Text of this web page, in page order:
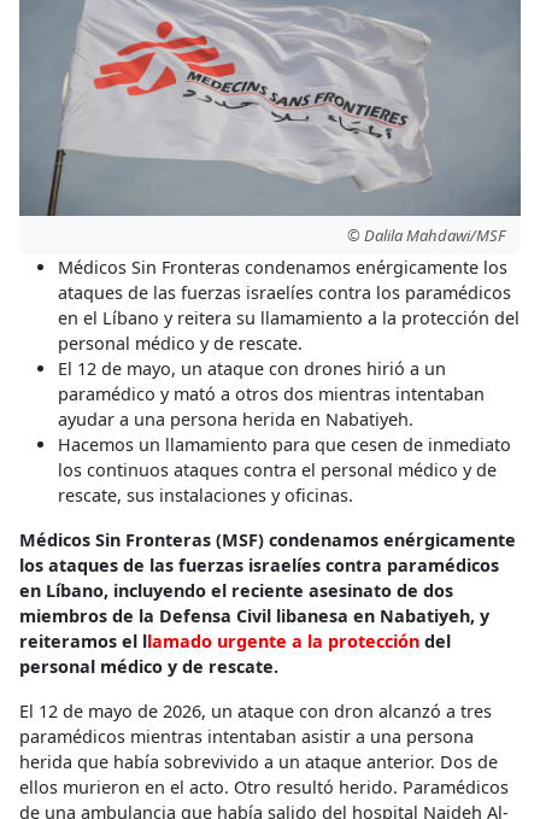
© Dalila Mahdawi/MSF
Médicos Sin Fronteras condenamos enérgicamente los
ataques de las fuerzas israelíes contra los paramédicos
en el Líbano y reitera su llamamiento a la protección del
personal médico y de rescate.
El 12 de mayo, un ataque con drones hirió a un
paramédico y mató a otros dos mientras intentaban
ayudar a una persona herida en Nabatiyeh.
Hacemos un llamamiento para que cesen de inmediato
los continuos ataques contra el personal médico y de
rescate, sus instalaciones y oficinas.
Médicos Sin Fronteras (MSF) condenamos enérgicamente
los ataques de las fuerzas israelíes contra paramédicos
en Líbano, incluyendo el reciente asesinato de dos
miembros de la Defensa Civil libanesa en Nabatiyeh, y
reiteramos el llamado urgente a la protección del
personal médico y de rescate.
El 12 de mayo de 2026, un ataque con dron alcanzó a tres
paramédicos mientras intentaban asistir a una persona
herida que había sobrevivido a un ataque anterior. Dos de
ellos murieron en el acto. Otro resultó herido. Paramédicos
de una ambulancia que había salido del hospital Najdeh Al-